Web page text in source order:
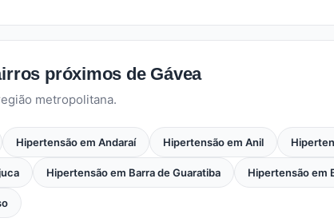
próximos de Gávea
metropolitana.
Hipertensão em Andaraí Hipertensão em Anil
Hipertensão em Barra de Guaratiba Hipertensão em